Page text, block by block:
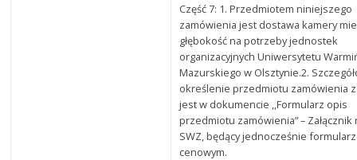
Część 7: 1. Przedmiotem niniejszego
zamówienia jest dostawa kamery
głębokość na potrzeby jednostek
organizacyjnych Uniwersytetu
Mazurskiego w Olsztynie.2.
określenie przedmiotu zamówienia
jest w dokumencie ,,Formularz opis
przedmiotu zamówienia” – Załącznik
SWZ, będący jednocześnie
cenowym.